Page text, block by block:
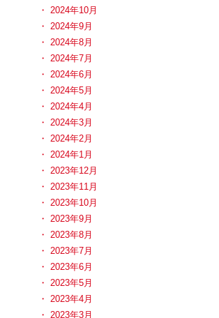
2024年10月
2024年9月
2024年8月
2024年7月
2024年6月
2024年5月
2024年4月
2024年3月
2024年2月
2024年1月
2023年12月
2023年11月
2023年10月
2023年9月
2023年8月
2023年7月
2023年6月
2023年5月
2023年4月
2023年3月